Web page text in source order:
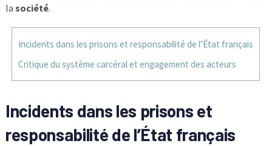
la société.
Incidents dans les prisons et responsabilité de l’État français
Critique du système carcéral et engagement des acteurs
Incidents dans les prisons et
responsabilité de l’État français